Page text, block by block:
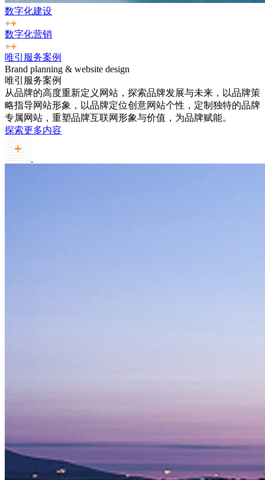
数字化建设
数字化营销
唯引服务案例
Brand planning & website design
唯引服务案例
从品牌的高度重新定义网站，探索品牌发展与未来，以品牌策
略指导网站形象，以品牌定位创意网站个性，定制独特的品牌
专属网站，重塑品牌互联网形象与价值，为品牌赋能。
探索更多内容